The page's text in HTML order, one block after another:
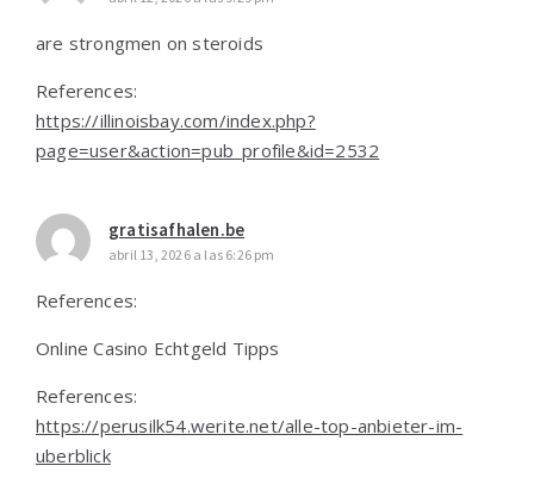
are strongmen on steroids
References:
https://illinoisbay.com/index.php?
page=user&action=pub_profile&id=2532
gratisafhalen.be
abril 13, 2026 a las 6:26 pm
References:
Online Casino Echtgeld Tipps
References:
https://perusilk54.werite.net/alle-top-anbieter-im-
uberblick